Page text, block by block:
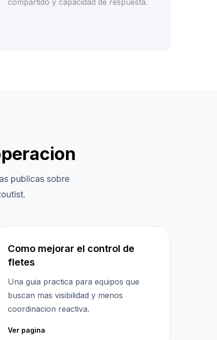
compartido y capacidad de respuesta.
publicas sobre
Como mejorar el control de
fletes
Una guia practica para equipos que
buscan mas visibilidad y menos
coordinacion reactiva.
Ver pagina